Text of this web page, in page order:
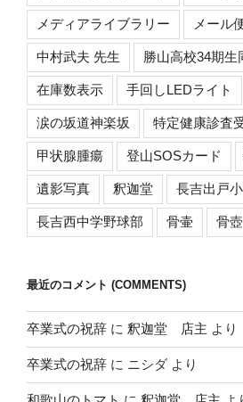
メディアライブラリー メール
中村武夫 先生 勝山高校34期生
在庫数表示 手回しLEDライト
涙の坂道神楽坂 特定健康診査
甲状腺腫瘍 登山SOSカード
遺影写真 釈迦堂 長吉出戸
長吉西中学野球部 骨壷 骨壺
最近のコメント (COMMENTS)
卒業式の祝辞 に 釈迦堂 店主 より
卒業式の祝辞 に ニシダ より